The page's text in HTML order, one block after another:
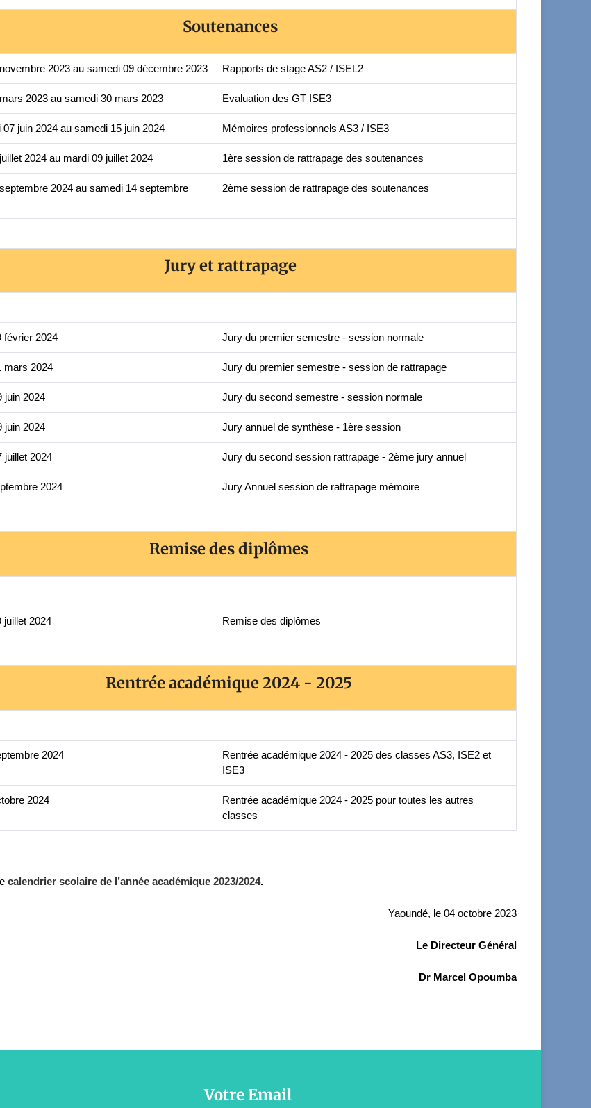
Soutenances
2023 au samedi 09 décembre 2023 Rapports de stage AS2 / ISEL2
2023 au samedi 30 mars 2023 Evaluation des GT ISE3
07 juin 2024 au samedi 15 juin 2024 Mémoires professionnels AS3 / ISE3
2024 au mardi 09 juillet 2024 1ère session de rattrapage des soutenances
2024 au samedi 14 septembre
2ème session de rattrapage des soutenances
Jury etrattrapage
février 2024 Jury du premier semestre - session normale
mars 2024 Jury du premier semestre - session de rattrapage
juin 2024 Jury du second semestre - session normale
juin 2024 Jury annuel de synthèse - 1ère session
juillet 2024 Jury du second session rattrapage - 2ème jury annuel
2024 Jury Annuel session de rattrapage mémoire
Remise des diplômes
juillet 2024 Remise des diplômes
Rentrée académique 2024 - 2025
2024
Rentrée académique 2024 - 2025 des classes AS3, ISE2 et
ISE3
2024
Rentrée académique 2024 - 2025 pour toutes les autres
classes
calendrier scolaire de l’année académique 2023/2024.
Yaoundé, le 04 octobre 2023
Le Directeur Général
Dr Marcel Opoumba
Votre Email